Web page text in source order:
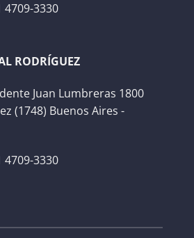
4709-3330
RODRÍGUEZ
Juan Lumbreras 1800
(1748) Buenos Aires -
4709-3330